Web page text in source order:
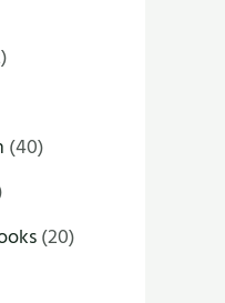
(40)
(20)